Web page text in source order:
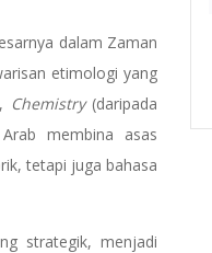
dalam Zaman
etimologi yang
Chemistry(daripada
membina asas
tetapi juga bahasa
strategik, menjadi